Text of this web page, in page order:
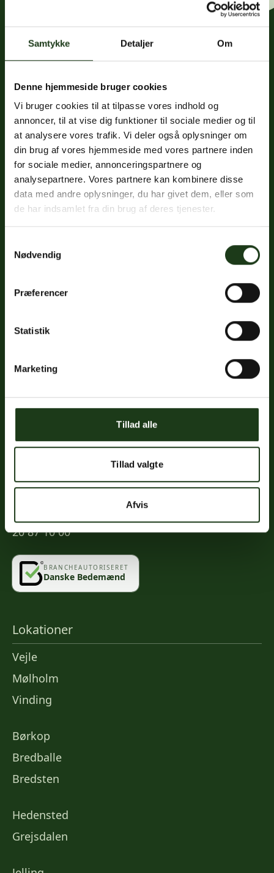
Samtykke Detaljer Om
Denne hjemmeside bruger cookies
Vi bruger cookies til at tilpasse vores indhold og
annoncer, til at vise dig funktioner til sociale medier og til
at analysere vores trafik. Vi deler også oplysninger om
din brug af vores hjemmeside med vores partnere inden
for sociale medier, annonceringspartnere og
analysepartnere. Vores partnere kan kombinere disse
data med andre oplysninger, du har givet dem, eller som
de har indsamlet fra din brug af deres tjenester.
Nødvendig
Præferencer
Statistik
Marketing
Tillad alle
Tillad valgte
Afvis
Fredericiavej 69B, st.
7100 Vejle
CVR: 32334512
Trustpilot
Sociale medier
Instagram
Google
Links
Mindeportal
Kontakt
info@vahlogwetche.dk
20 87 10 00
BRANCHEAUTORISERET
Danske Bedemænd
Lokationer
Vejle
Mølholm
Vinding
Børkop
Bredballe
Bredsten
Hedensted
Grejsdalen